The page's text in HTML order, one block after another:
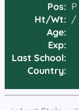
Pos: P
Ht/Wt: /
Age:
Exp:
Last School:
Country: